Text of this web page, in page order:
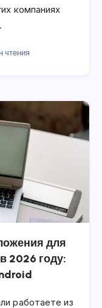
компаниях
чтения
для
2026 году:
работаете из